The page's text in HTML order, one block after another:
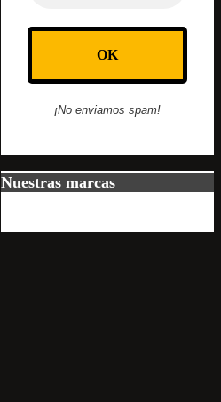
¡No enviamos spam!
Nuestras marcas